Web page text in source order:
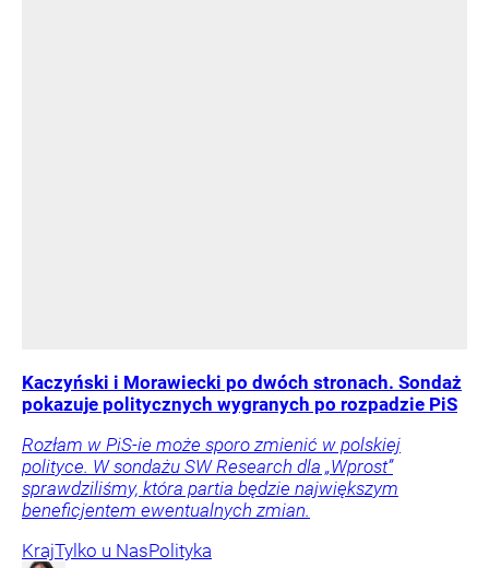
Kaczyński i Morawiecki po dwóch stronach. Sondaż
pokazuje politycznych wygranych po rozpadzie PiS
Rozłam w PiS-ie może sporo zmienić w polskiej
polityce. W sondażu SW Research dla „Wprost”
sprawdziliśmy, która partia będzie największym
beneficjentem ewentualnych zmian.
KrajTylko u NasPolityka